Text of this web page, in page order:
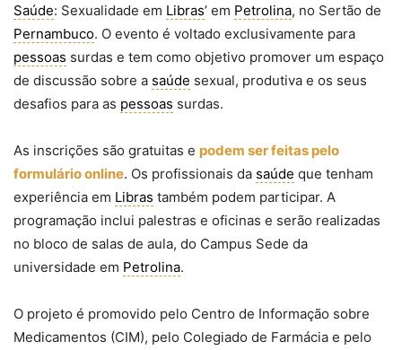
Saúde: Sexualidade em Libras’ em Petrolina, no Sertão de
Pernambuco. O evento é voltado exclusivamente para
pessoas surdas e tem como objetivo promover um espaço
de discussão sobre a saúde sexual, produtiva e os seus
desafios para as pessoas surdas.
As inscrições são gratuitas e podem ser feitas pelo
formulário online. Os profissionais da saúde que tenham
experiência em Libras também podem participar. A
programação inclui palestras e oficinas e serão realizadas
no bloco de salas de aula, do Campus Sede da
universidade em Petrolina.
O projeto é promovido pelo Centro de Informação sobre
Medicamentos (CIM), pelo Colegiado de Farmácia e pelo